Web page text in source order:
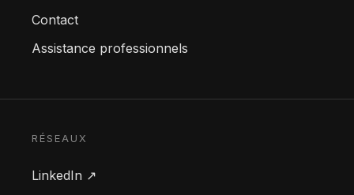
Contact
Assistance professionnels
RÉSEAUX
LinkedIn ↗